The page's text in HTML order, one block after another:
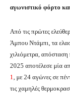
αγωνιστικό φόρτο
Από τις πρώτες
Άμπου Ντάμπι, τα
χιλιόμετρα, απόσταση
2025 αποτέλεσε μία
1
, με 24 αγώνες σε
τις χαμηλές